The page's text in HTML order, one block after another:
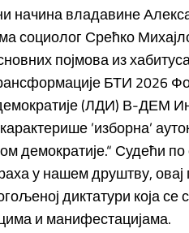
начина владавине
социолог Срећко
појмова из
БТИ 2026
(ЛДИ) В-ДЕМ
’изборна’
демократије.“ Судећи
у нашем друштву, овај
диктатури која
и манифестацијама.